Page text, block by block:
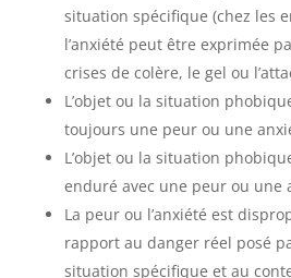
situation spécifique (chez les
l’anxiété peut être exprimée
crises de colère, le gel ou
L’objet ou la situation
toujours une peur ou une
L’objet ou la situation
enduré avec une peur ou une
La peur ou l’anxiété est
rapport au danger réel posé
situation spécifique et au